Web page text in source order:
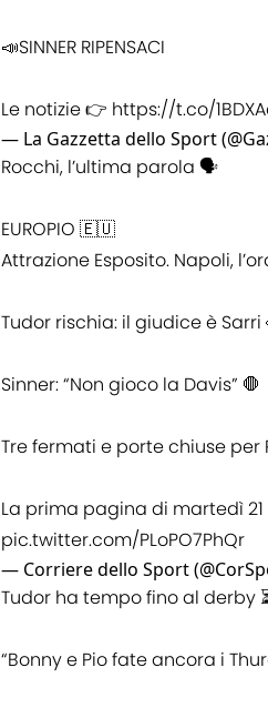
📣SINNER RIPENSACI
Le notizie 👉 https://t.co/
— La Gazzetta dello Sport
Rocchi, l’ultima parola 🗣️
EUROPIO 🇪🇺
Attrazione Esposito. Napoli,
Tudor rischia: il giudice è Sarri
Sinner: “Non gioco la Davis” 🛑
Tre fermati e porte chiuse per
La prima pagina di martedì
pic.twitter.com/PLoPO7PhQr
— Corriere dello Sport
Tudor ha tempo fino al derby
“Bonny e Pio fate ancora i